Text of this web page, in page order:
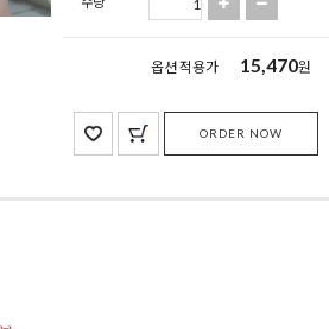
옵션 적용가 15,470원
ORDER NOW